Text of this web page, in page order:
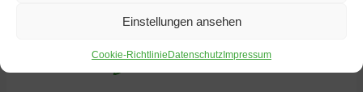
Einstellungen ansehen
Cookie-RichtlinieDatenschutzImpressum